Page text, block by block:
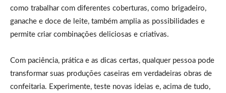
como trabalhar com diferentes coberturas, como brigadeiro,
ganache e doce de leite, também amplia as possibilidades e
permite criar combinações deliciosas e criativas.
Com paciência, prática e as dicas certas, qualquer pessoa pode
transformar suas produções caseiras em verdadeiras obras de
confeitaria. Experimente, teste novas ideias e, acima de tudo,